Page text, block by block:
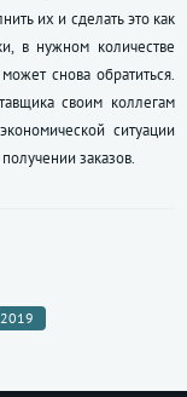
их и сделать это как
в нужном количестве
снова обратиться.
своим коллегам
ситуации
заказов.